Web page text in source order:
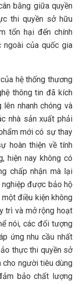
bằng giữa quyền
thi quyền sở hữu
tổn hại đến chính
của quốc gia
hệ thống thương
thông tin đã kích
nhanh chóng và
nhà sản xuất phải
mới có sự thay
hoàn thiện về tính
hiện nay không có
chấp nhận mà lại
được bảo hộ
điều kiện không
trì và mở rộng hoạt
nói, các đối tượng
ứng nhu cầu nhất
thực thi quyền sở
cho người tiêu dùng
bảo chất lượng